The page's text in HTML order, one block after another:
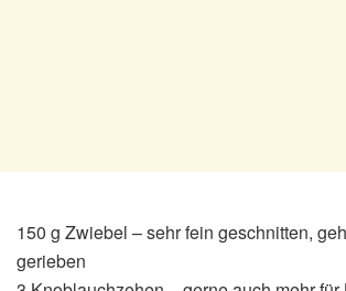
150 g Zwiebel – sehr fein geschnitten,
gerieben